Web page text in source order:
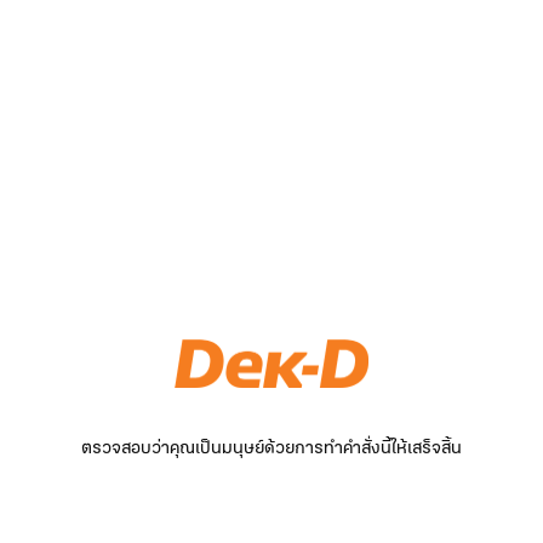
ตรวจสอบว่าคุณเป็นมนุษย์ด้วยการทำคำสั่งนี้ให้เสร็จสิ้น